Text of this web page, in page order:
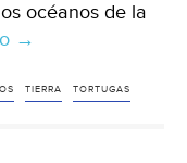
océanos de la
España:
olor
→
TIERRA TORTUGAS